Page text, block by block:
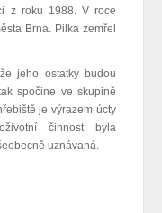
z roku 1988. V roce
Brna. Pilka zemřel
jeho ostatky budou
spočine ve skupině
je výrazem úcty
činnost byla
uznávaná.